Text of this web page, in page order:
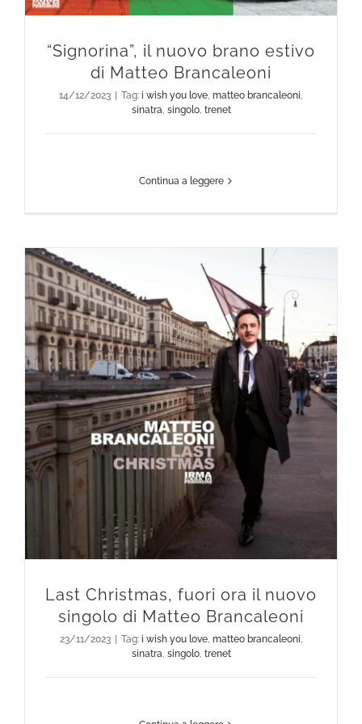
“Signorina”, il nuovo brano estivo
di Matteo Brancaleoni
14/12/2023 Tag: i wish you love, matteo brancaleoni,
sinatra, singolo, trenet
Continua a leggere
Last Christmas, fuori ora il nuovo
singolo di Matteo Brancaleoni
23/11/2023 Tag: i wish you love, matteo brancaleoni,
sinatra, singolo, trenet